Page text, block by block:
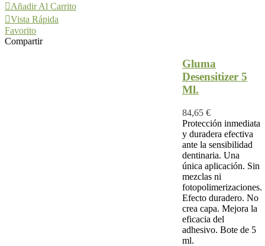
Añadir Al Carrito
Vista Rápida
Favorito
Compartir
Gluma
Desensitizer 5
Ml.
84,65 €
Protección inmediata
y duradera efectiva
ante la sensibilidad
dentinaria. Una
única aplicación. Sin
mezclas ni
fotopolimerizaciones.
Efecto duradero. No
crea capa. Mejora la
eficacia del
adhesivo. Bote de 5
ml.